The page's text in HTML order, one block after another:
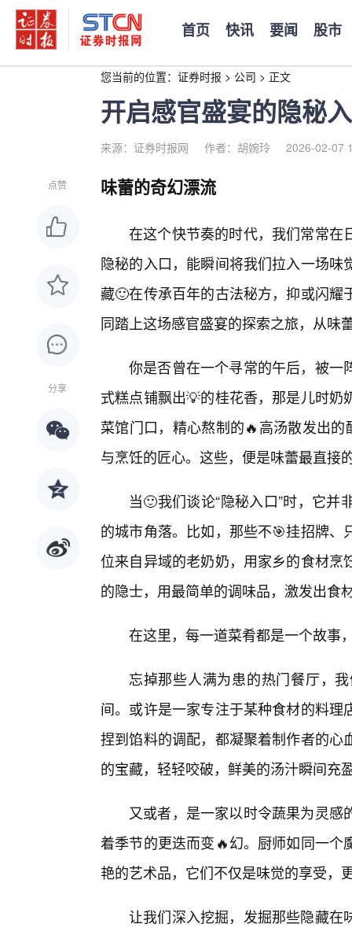
首页 快讯 要闻 股市
您当前的位置： 证券时报 > 公司 > 正文
开启感官盛宴的隐秘
来源：证券时报网 作者：胡婉玲 2026-02-07
点赞
分享
味蕾的奇幻漂流
在这个快节奏的时代，我们常常在
隐秘的入口，能瞬间将我们拉入一场
藏🙂在传承百年的古法秘方，抑或闪
同踏上这场感官盛宴的探索之旅，从味
你是否曾在一个寻常的午后，被一
式糕点铺飘出💡的桂花香，那是儿时
菜馆门口，精心熬制的🔥高汤散发出
与烹饪的匠心。这些，便是味蕾最直接
当🙂我们谈论“隐秘入口”时，它
的城市角落。比如，那些不🎯挂招牌
位来自异域的老奶奶，用家乡的食材
的隐士，用最简单的调味品，激发出食
在这里，每一道菜肴都是一个故事
忘掉那些人满为患的热门餐厅，
间。或许是一家专注于某种食材的料
捏到馅料的调配，都凝聚着制作者的
的宝藏，轻轻咬破，鲜美的汤汁瞬间充
又或者，是一家以时令蔬果为灵
着季节的更迭而变🔥幻。厨师如同一
艳的艺术品，它们不仅是味觉的享受，
让我们深入挖掘，发掘那些隐藏在